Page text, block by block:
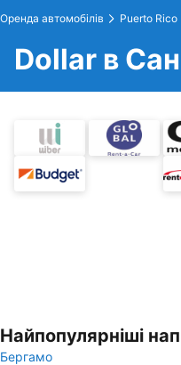
Оренда автомобілів Puerto Rico
Dollar в
Найпопулярніші
Бергамо